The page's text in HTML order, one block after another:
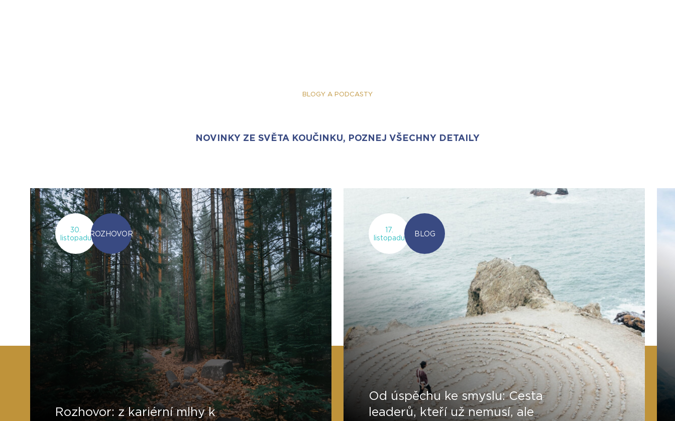
BLOGY A PODCASTY
NOVINKY ZE SVĚTA KOUČINKU, POZNEJ VŠECHNY DETAILY
30.
listopaduROZHOVOR
Rozhovor: z kariérní mlhy k
17.
listopadu
BLOG
Od úspěchu ke smyslu: Cesta
leaderů, kteří už nemusí, ale